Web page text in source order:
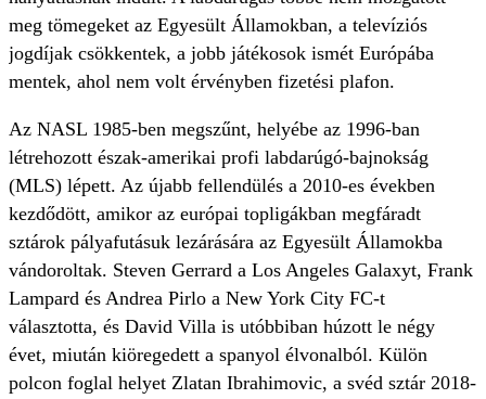
meg tömegeket az Egyesült Államokban, a televíziós
jogdíjak csökkentek, a jobb játékosok ismét Európába
mentek, ahol nem volt érvényben fizetési plafon.
Az NASL 1985-ben megszűnt, helyébe az 1996-ban
létrehozott észak-amerikai profi labdarúgó-bajnokság
(MLS) lépett. Az újabb fellendülés a 2010-es években
kezdődött, amikor az európai topligákban megfáradt
sztárok pályafutásuk lezárására az Egyesült Államokba
vándoroltak. Steven Gerrard a Los Angeles Galaxyt, Frank
Lampard és Andrea Pirlo a New York City FC-t
választotta, és David Villa is utóbbiban húzott le négy
évet, miután kiöregedett a spanyol élvonalból. Külön
polcon foglal helyet Zlatan Ibrahimovic, a svéd sztár 2018-